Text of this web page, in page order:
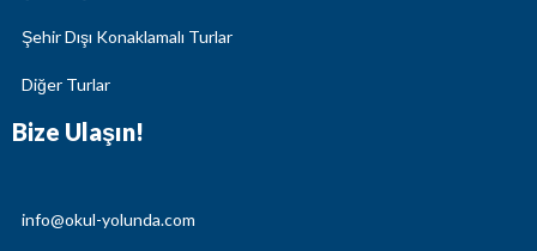
Şehir Dışı Konaklamalı Turlar
Diğer Turlar
Bize Ulaşın!
info@okul-yolunda.com